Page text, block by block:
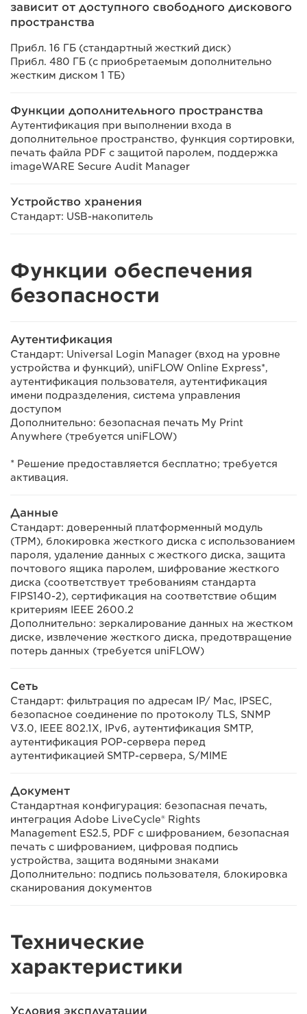
зависит от доступного свободного дискового
пространства
Прибл. 16 ГБ (стандартный жесткий диск)
Прибл. 480 ГБ (с приобретаемым дополнительно
жестким диском 1 ТБ)
Функции дополнительного пространства
Аутентификация при выполнении входа в
дополнительное пространство, функция сортировки,
печать файла PDF с защитой паролем, поддержка
imageWARE Secure Audit Manager
Устройство хранения
Стандарт: USB-накопитель
Функции обеспечения
безопасности
Аутентификация
Стандарт: Universal Login Manager (вход на уровне
устройства и функций), uniFLOW Online Express*,
аутентификация пользователя, аутентификация
имени подразделения, система управления
доступом
Дополнительно: безопасная печать My Print
Anywhere (требуется uniFLOW)
* Решение предоставляется бесплатно; требуется
активация.
Данные
Стандарт: доверенный платформенный модуль
(TPM), блокировка жесткого диска с использованием
пароля, удаление данных с жесткого диска, защита
почтового ящика паролем, шифрование жесткого
диска (соответствует требованиям стандарта
FIPS140-2), сертификация на соответствие общим
критериям IEEE 2600.2
Дополнительно: зеркалирование данных на жестком
диске, извлечение жесткого диска, предотвращение
потерь данных (требуется uniFLOW)
Сеть
Стандарт: фильтрация по адресам IP/ Mac, IPSEC,
безопасное соединение по протоколу TLS, SNMP
V3.0, IEEE 802.1X, IPv6, аутентификация SMTP,
аутентификация POP-сервера перед
аутентификацией SMTP-сервера, S/MIME
Документ
Стандартная конфигурация: безопасная печать,
интеграция Adobe LiveCycle® Rights
Management ES2.5, PDF с шифрованием, безопасная
печать с шифрованием, цифровая подпись
устройства, защита водяными знаками
Дополнительно: подпись пользователя, блокировка
сканирования документов
Технические
характеристики
Условия эксплуатации